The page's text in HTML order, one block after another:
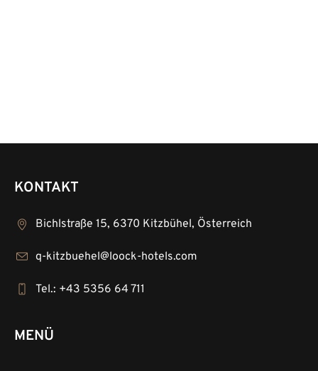
KONTAKT
Bichlstraße 15, 6370 Kitzbühel, Österreich
q-kitzbuehel@loock-hotels.com
Tel.: +43 5356 64 711
MENÜ